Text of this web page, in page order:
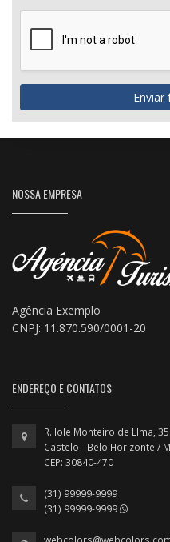
Enviar
NOSSA EMPRESA
Agência Exemplo
CNPJ: 11.870.590/0001-20
ENDEREÇO E CONTATOS
R. Iole Monteiro de LIma,
Castelo - Belo Horizonte /
CEP: 30840-470
(31) 99999-9999
(31) 99999-9999